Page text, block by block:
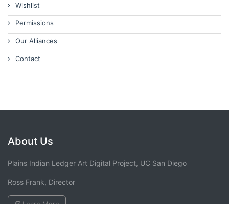
Wishlist
Permissions
Our Alliances
Contact
About Us
Plains Indian Ledger Art Digital Project, UC San Diego
Ross Frank, Director